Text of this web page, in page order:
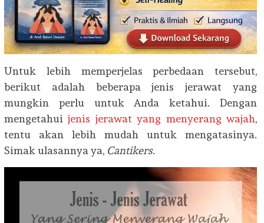
Untuk lebih memperjelas perbedaan tersebut,
berikut adalah beberapa jenis jerawat yang
mungkin perlu untuk Anda ketahui. Dengan
mengetahuijenis jerawat yang menyerang wajah,
tentu akan lebih mudah untuk mengatasinya.
Simak ulasannya ya, Cantikers.